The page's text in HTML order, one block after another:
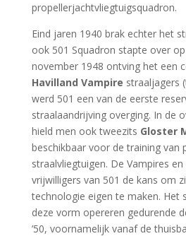
propellerjachtvliegtuigsquadron.
Eind jaren 1940 brak echter het
ook 501 Squadron stapte over
november 1948 ontving het een
Havilland Vampire straaljagers
werd 501 een van de eerste
straalaandrijving overging. In de
hield men ook tweezits Gloster
beschikbaar voor de training van
straalvliegtuigen. De Vampires
vrijwilligers van 501 de kans om
technologie eigen te maken. Het
deze vorm opereren gedurende
’50, voornamelijk vanaf de